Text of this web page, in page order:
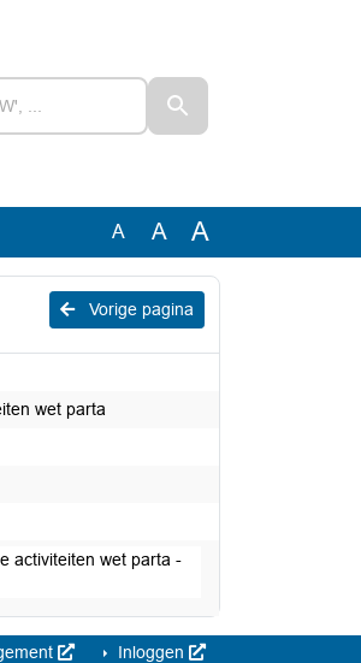
A A A
Vorige pagina
wet parta
activiteiten wet parta -
Inloggen